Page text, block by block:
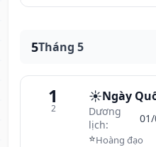
5Tháng 5
1
2
☀️Ngày
Dương
lịch:
⭐Hoàng đạo